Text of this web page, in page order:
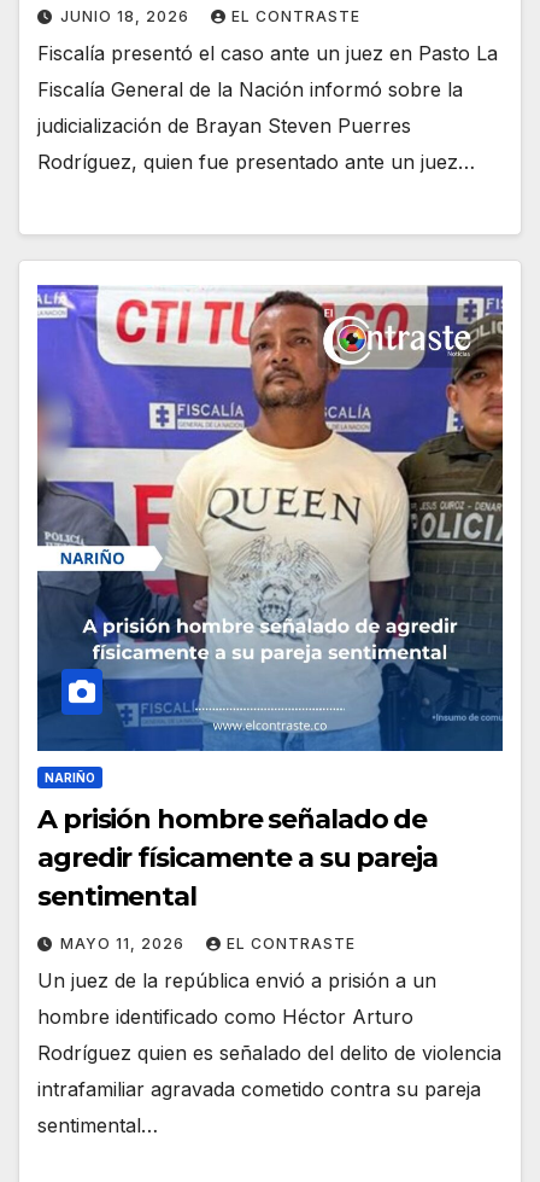
JUNIO 18, 2026 EL CONTRASTE
Fiscalía presentó el caso ante un juez en Pasto La
Fiscalía General de la Nación informó sobre la
judicialización de Brayan Steven Puerres
Rodríguez, quien fue presentado ante un juez…
NARIÑO
A prisión hombre señalado de
agredir físicamente a su pareja
sentimental
MAYO 11, 2026 EL CONTRASTE
Un juez de la república envió a prisión a un
hombre identificado como Héctor Arturo
Rodríguez quien es señalado del delito de violencia
intrafamiliar agravada cometido contra su pareja
sentimental…